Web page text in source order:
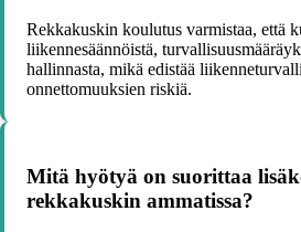
Rekkakuskin koulutus varmistaa, että
liikennesäännöistä,
hallinnasta, mikä edistää
onnettomuuksien riskiä.
Mitä hyötyä on suorittaa
rekkakuskin ammatissa?